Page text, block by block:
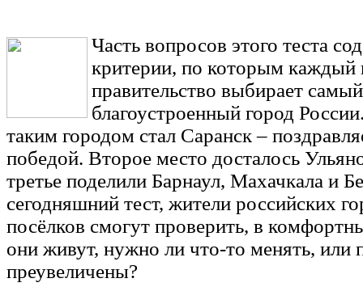
Часть вопросов этого теста
критерии, по которым каждый
правительство выбирает самый
благоустроенный город
таким городом стал Саранск –
победой. Второе место досталось
третье поделили Барнаул, Махачкала и
сегодняшний тест, жители российских
посёлков смогут проверить, в
они живут, нужно ли что-то менять, или
преувеличены?